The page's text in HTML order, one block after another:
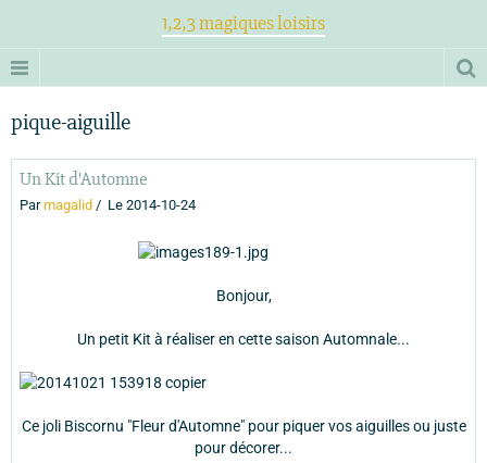
1,2,3 magiques loisirs
pique-aiguille
Un Kit d'Automne
Parmagalid Le 2014-10-24
Bonjour,
Un petit Kit à réaliser en cette saison Automnale...
Ce joli Biscornu "Fleur d'Automne" pour piquer vos aiguilles ou juste
pour décorer...